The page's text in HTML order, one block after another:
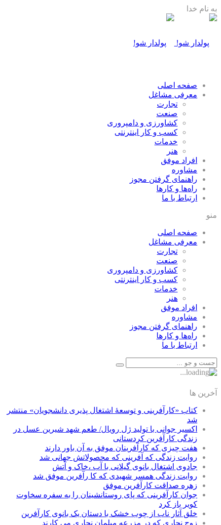
به نام خدا
صفحه اصلی
معرفی مشاغل
تجارت
صنعت
كشاورزی و دامپروری
كسب و كار اينترنتی
خدمات
هنر
افراد موفق
مشاوره
راهنمای گرفتن مجوز
راه‌ها و كارها
ارتباط با ما
منو
صفحه اصلی
معرفی مشاغل
تجارت
صنعت
كشاورزی و دامپروری
كسب و كار اينترنتی
خدمات
هنر
افراد موفق
مشاوره
راهنمای گرفتن مجوز
راه‌ها و كارها
ارتباط با ما
آخرین ها
کتاب «کارآفرینی و توسعۀ اشتغال پذیری دانشجویان» منتشر
شد
اکسیر جوانی با تولید ژل رویال/ طعم شهد شیرین عسل‌ در
زندگی کارآفرین کردستانی
هفت چیزی که کارآفرینان موفق به آن باور دارند
روایت زندگی که آفرینی که محصولاتش جهانی شد
جادوی اشتغال بانوی گیلانی با آب ،خاک و آتش
روایت زندگی همسر شهیدی که کا رآفرین موفق شد
زهره صداقت کارآفرین موفق
جوان کارآفرینی که پای روستانشینان را به سفره سخاوت
کویر باز کرد
خلق آثار ناب از چوب خشک با دستان یک بانوی کارآفرین
زوج نجاری که در مزرعه مبلمان نجاری می کارند